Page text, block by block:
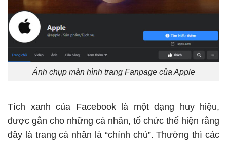
Ảnh chụp màn hình trang Fanpage của Apple
Tích xanh của Facebook là một dạng huy hiệu,
được gắn cho những cá nhân, tổ chức thể hiện rằng
đây là trang cá nhân là “chính chủ”. Thường thì các